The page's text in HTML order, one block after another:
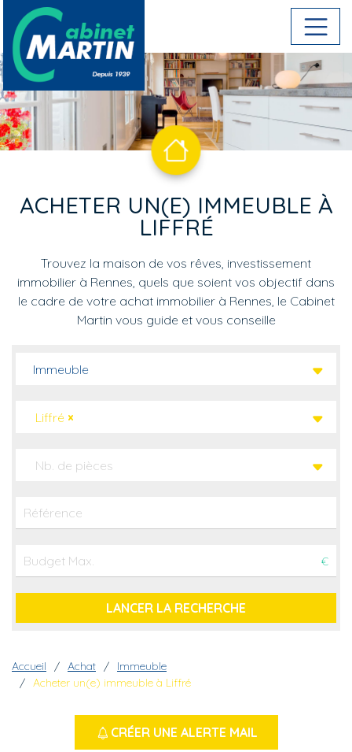
Aller au contenu principal
ACHETER UN(E) IMMEUBLE À
LIFFRÉ
Trouvez la maison de vos rêves, investissement
immobilier à Rennes, quels que soient vos objectif dans
le cadre de votre achat immobilier à Rennes, le Cabinet
Martin vous guide et vous conseille
Immeuble
×
Liffré
Nb. de pièces
€
Fil d'Ariane
Accueil Achat
Immeuble
Acheter un(e) immeuble à Liffré
CRÉER UNE ALERTE MAIL